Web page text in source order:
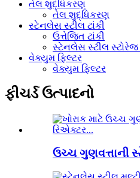
તેલ શુદ્ધિકરણ
તેલ શુદ્ધિકરણ
સ્ટેનલેસ સ્ટીલ ટાંકી
ઉત્તેજિત ટાંકી
સ્ટેનલેસ સ્ટીલ સ્ટોરેજ
વેક્યુમ ફિલ્ટર
વેક્યુમ ફિલ્ટર
ફીચર્ડ ઉત્પાદનો
ઉચ્ચ ગુણવત્તાની